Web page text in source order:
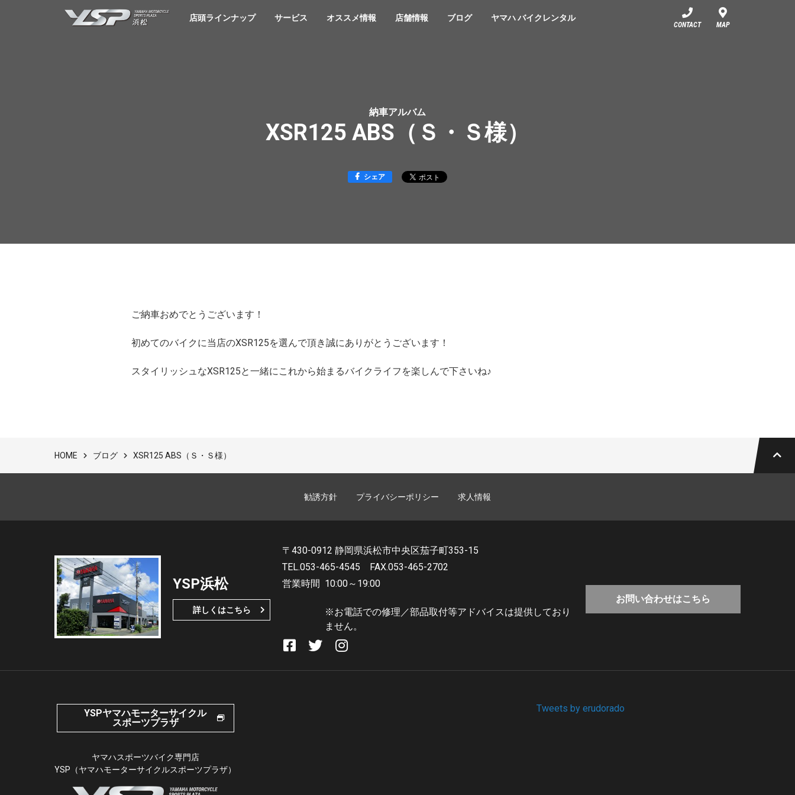
YSP浜松店頭ラインナップ サービス オススメ情報 店舗情報 ブログ ヤマハ バイクレンタル
CONTACT MAP
納車アルバム
XSR125 ABS（Ｓ・Ｓ様）
シェア
ご納車おめでとうございます！
初めてのバイクに当店のXSR125を選んで頂き誠にありがとうございます！
スタイリッシュなXSR125と一緒にこれから始まるバイクライフを楽しんで下さいね♪
HOME ブログ XSR125 ABS（Ｓ・Ｓ様）
勧誘方針 プライバシーポリシー 求人情報
YSP浜松
詳しくはこちら
〒430-0912 静岡県浜松市中央区茄子町353-15
TEL.053-465-4545
FAX.053-465-2702
営業時間 10:00～19:00
※お電話での修理／部品取付等アドバイスは提供しており
ません。
お問い合わせはこちら
YSPヤマハモーターサイクル
スポーツプラザ
ヤマハスポーツバイク専門店
YSP（ヤマハモーターサイクルスポーツプラザ）
Tweets by erudorado